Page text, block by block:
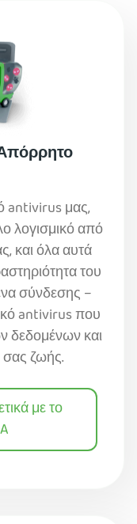
antivirus μας,
λογισμικό από
και όλα αυτά
του
σύνδεσης –
antivirus που
δεδομένων και
σας ζωής.
με το